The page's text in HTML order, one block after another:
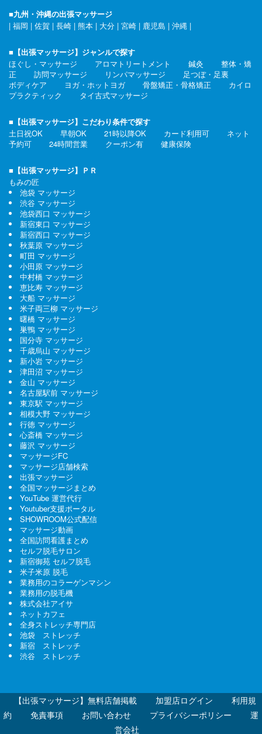
■九州・沖縄の出張マッサージ
| 福岡 | 佐賀 | 長崎 | 熊本 | 大分 | 宮崎 | 鹿児島 | 沖縄 |
■【出張マッサージ】ジャンルで探す
ほぐし・マッサージ
アロマトリートメント 鍼灸
整体・矯
正
訪問マッサージ リンパマッサージ
足つぼ・足裏
ボディケア
ヨガ・ホットヨガ 骨盤矯正・骨格矯正
カイロ
プラクティック
タイ古式マッサージ
■【出張マッサージ】こだわり条件で探す
土日祝OK
早朝OK 21時以降OK カード利用可
ネット
予約可
24時間営業 クーポン有 健康保険
■【出張マッサージ】ＰＲ
もみの匠
池袋 マッサージ
渋谷 マッサージ
池袋西口 マッサージ
新宿東口 マッサージ
新宿西口 マッサージ
秋葉原 マッサージ
町田 マッサージ
小田原 マッサージ
中村橋 マッサージ
恵比寿 マッサージ
大船 マッサージ
米子両三柳 マッサージ
曙橋 マッサージ
巣鴨 マッサージ
国分寺 マッサージ
千歳烏山 マッサージ
新小岩 マッサージ
津田沼 マッサージ
金山 マッサージ
名古屋駅前 マッサージ
東京駅 マッサージ
相模大野 マッサージ
行徳 マッサージ
心斎橋 マッサージ
藤沢 マッサージ
マッサージFC
マッサージ店舗検索
出張マッサージ
全国マッサージまとめ
YouTube 運営代行
Youtuber支援ポータル
SHOWROOM公式配信
マッサージ動画
全国訪問看護まとめ
セルフ脱毛サロン
新宿御苑 セルフ脱毛
米子米原 脱毛
業務用のコラーゲンマシン
業務用の脱毛機
株式会社アイサ
ネットカフェ
全身ストレッチ専門店
池袋 ストレッチ
新宿 ストレッチ
渋谷 ストレッチ
【出張マッサージ】無料店舗掲載 加盟店ログイン
利用規
約
免責事項 お問い合わせ プライバシーポリシー
運
営会社